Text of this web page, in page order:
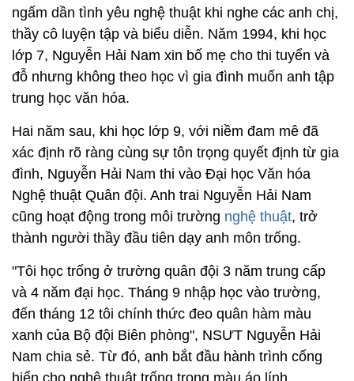
ngấm dần tình yêu nghệ thuật khi nghe các anh chị,
thầy cô luyện tập và biểu diễn. Năm 1994, khi học
lớp 7, Nguyễn Hải Nam xin bố mẹ cho thi tuyển và
đỗ nhưng không theo học vì gia đình muốn anh tập
trung học văn hóa.
Hai năm sau, khi học lớp 9, với niềm đam mê đã
xác định rõ ràng cùng sự tôn trọng quyết định từ gia
đình, Nguyễn Hải Nam thi vào Đại học Văn hóa
Nghệ thuật Quân đội. Anh trai Nguyễn Hải Nam
cũng hoạt động trong môi trường nghệ thuật, trở
thành người thầy đầu tiên dạy anh môn trống.
"Tôi học trống ở trường quân đội 3 năm trung cấp
và 4 năm đại học. Tháng 9 nhập học vào trường,
đến tháng 12 tôi chính thức đeo quân hàm màu
xanh của Bộ đội Biên phòng", NSƯT Nguyễn Hải
Nam chia sẻ. Từ đó, anh bắt đầu hành trình cống
hiến cho nghệ thuật trống trong màu áo lính.